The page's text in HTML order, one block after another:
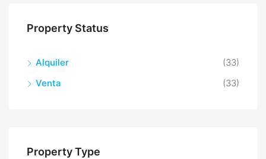
Property Status
Alquiler
(33)
Venta
(33)
Property Type